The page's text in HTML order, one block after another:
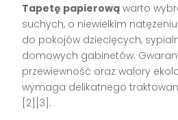
Tapetę papierową warto
suchych, o niewielkim
do pokojów dziecięcych,
domowych gabinetów.
przewiewność oraz walory
wymaga delikatnego
[2][3] .